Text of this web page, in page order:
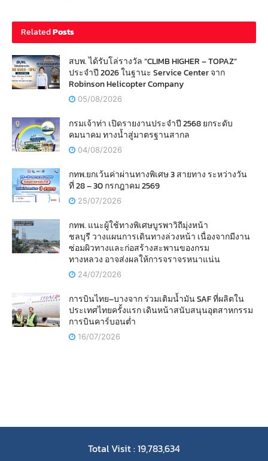
RelatedPosts
สบพ. ได้รับโล่รางวัล “CLIMB HIGHER – TOPAZ”
ประจำปี 2026 ในฐานะ Service Center จาก
Robinson Helicopter Company
05/08/2026
กรมเจ้าท่า เปิดรายงานประจำปี 2568 ยกระดับ
คมนาคม ทางน้ำสู่มาตรฐานสากล
04/08/2026
กทพ.ยกเว้นค่าผ่านทางพิเศษ 3 สายทาง ระหว่างวัน
ที่ 28 – 30 กรกฎาคม 2569
25/07/2026
กทพ. แนะผู้ใช้ทางพิเศษบูรพาวิถีมุ่งหน้า
ชลบุรี วางแผนการเดินทางล่วงหน้า เนื่องจากมีงาน
ซ่อมผิวทางและก่อสร้างสะพานของกรม
ทางหลวง อาจส่งผลให้การจราจรหนาแน่น
24/07/2026
การบินไทย–บางจาก ร่วมเติมน้ำมัน SAF ที่ผลิตใน
ประเทศไทยครั้งแรก เดินหน้าสนับสนุนอุตสาหกรรม
การบินคาร์บอนต่ำ
16/07/2026
Total Visit : 19,783,634